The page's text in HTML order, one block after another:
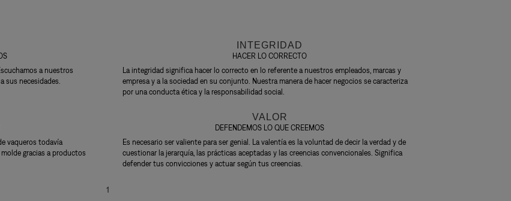
a nuestros
sus necesidades.
INTEGRIDAD
HACER LO CORRECTO
La integridad significa hacer lo correcto en lo referente a nuestros empleados, marcas y
empresa y a la sociedad en su conjunto. Nuestra manera de hacer negocios se caracteriza
por una conducta ética y la responsabilidad social.
vaqueros todavía
gracias a productos
VALOR
DEFENDEMOS LO QUE CREEMOS
Es necesario ser valiente para ser genial. La valentía es la voluntad de decir la verdad y de
cuestionar la jerarquía, las prácticas aceptadas y las creencias convencionales. Significa
defender tus convicciones y actuar según tus creencias.
1